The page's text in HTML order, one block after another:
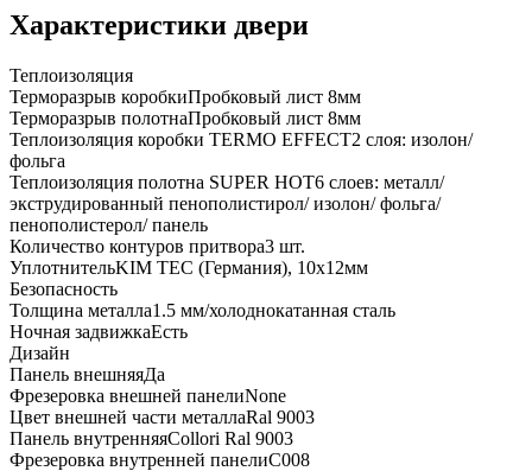
Характеристики двери
Теплоизоляция
Терморазрыв коробкиПробковый лист 8мм
Терморазрыв полотнаПробковый лист 8мм
Теплоизоляция коробки TERMO EFFECT2 слоя: изолон/
фольга
Теплоизоляция полотна SUPER НОТ6 слоев: металл/
экструдированный пенополистирол/ изолон/ фольга/
пенополистерол/ панель
Количество контуров притвора3 шт.
УплотнительKIM ТЕС (Германия), 10x12мм
Безопасность
Толщина металла1.5 мм/холоднокатанная сталь
Ночная задвижкаЕсть
Дизайн
Панель внешняяДа
Фрезеровка внешней панелиNone
Цвет внешней части металлаRal 9003
Панель внутренняяCollori Ral 9003
Фрезеровка внутренней панелиC008